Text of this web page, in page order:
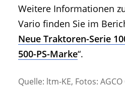
Weitere Informationen
Vario finden Sie im
Neue Traktoren-Serie
500-PS-Marke“.
Quelle: ltm-KE, Fotos: